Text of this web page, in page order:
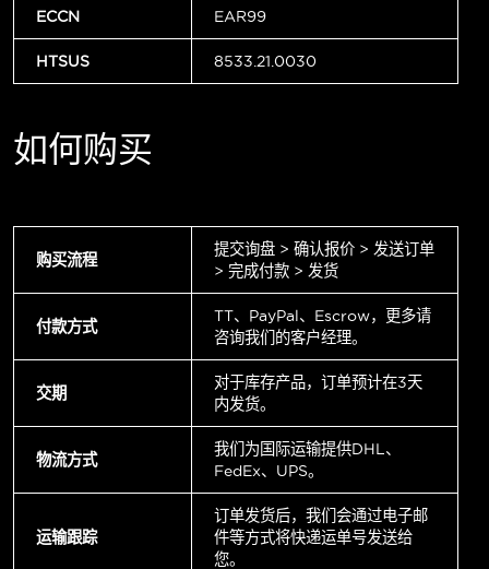
ECCN EAR99
HTSUS 8533.21.0030
如何购买
购买流程
提交询盘 > 确认报价 > 发送订单
> 完成付款 > 发货
付款方式
TT、PayPal、Escrow，更多请
咨询我们的客户经理。
交期
对于库存产品，订单预计在3天
内发货。
物流方式
我们为国际运输提供DHL、
FedEx、UPS。
运输跟踪
订单发货后，我们会通过电子邮
件等方式将快递运单号发送给
您。